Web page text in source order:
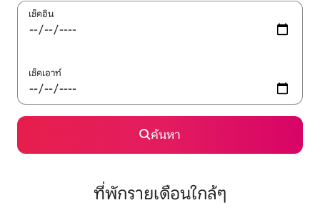
เช็คอิน
เช็คเอาท์
ค้นหา
ที่พักรายเดือนใกล้ๆ